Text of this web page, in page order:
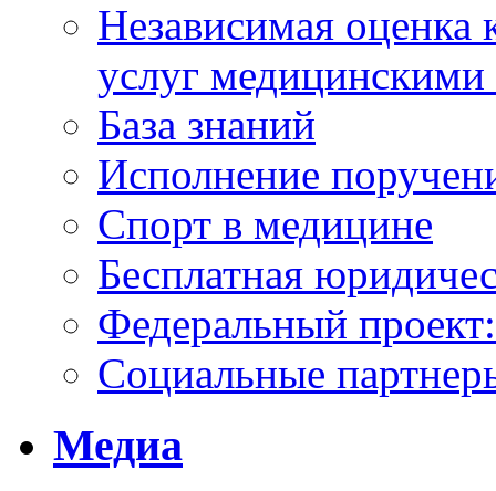
Независимая оценка
услуг
База знаний
Исполнение
Спорт в медицине
Бесплатная
Федеральный
Социальные
Медиа